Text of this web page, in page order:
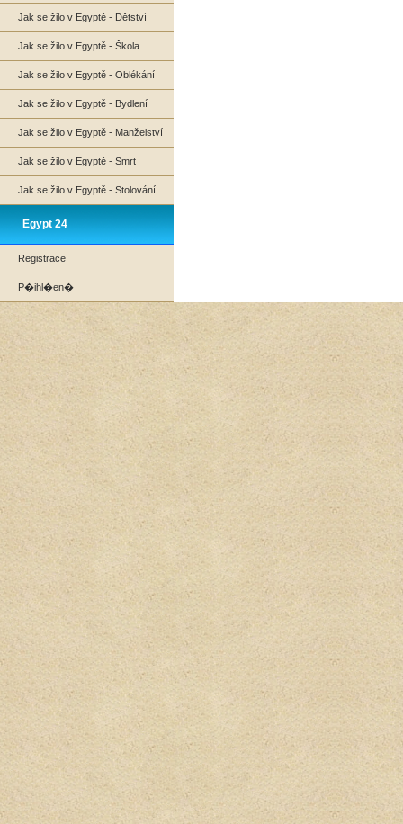
Jak se žilo v Egyptě - Dětství
Jak se žilo v Egyptě - Škola
Jak se žilo v Egyptě - Oblékání
Jak se žilo v Egyptě - Bydlení
Jak se žilo v Egyptě - Manželství
Jak se žilo v Egyptě - Smrt
Jak se žilo v Egyptě - Stolování
Egypt 24
Registrace
P�ihl�en�